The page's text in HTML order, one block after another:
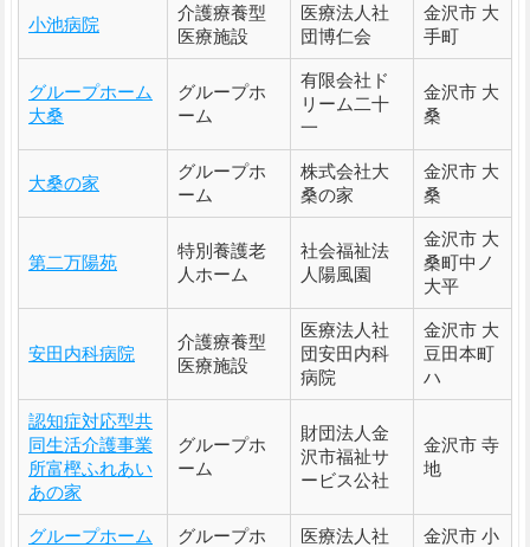
小池病院
介護療養型
医療施設
医療法人社
団博仁会
金沢市 大
手町
グループホーム
大桑
グループホ
ーム
有限会社ド
リーム二十
一
金沢市 大
桑
大桑の家
グループホ
ーム
株式会社大
桑の家
金沢市 大
桑
第二万陽苑
特別養護老
人ホーム
社会福祉法
人陽風園
金沢市 大
桑町中ノ
大平
安田内科病院
介護療養型
医療施設
医療法人社
団安田内科
病院
金沢市 大
豆田本町
ハ
認知症対応型共
同生活介護事業
所富樫ふれあい
あの家
グループホ
ーム
財団法人金
沢市福祉サ
ービス公社
金沢市 寺
地
グループホーム
グループホ
医療法人社
金沢市 小